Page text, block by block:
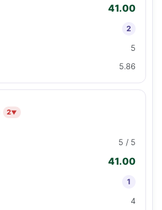
41.00
2
5
5.86
2▼
5 / 5
41.00
1
4